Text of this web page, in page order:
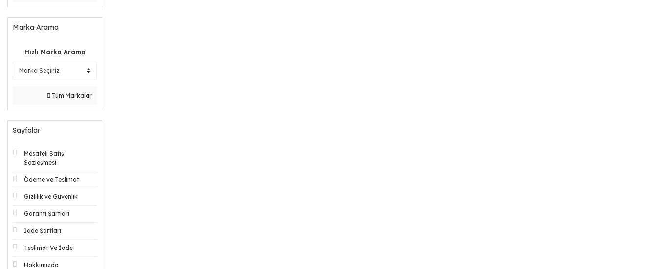
Marka Arama
Hızlı Marka Arama
Tüm Markalar
Sayfalar
Mesafeli Satış
Sözleşmesi
Ödeme ve Teslimat
Gizlilik ve Güvenlik
Garanti Şartları
İade Şartları
Teslimat Ve İade
Hakkımızda